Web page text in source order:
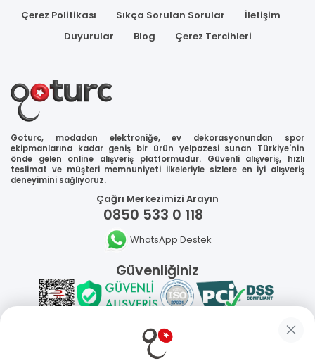
Çerez Politikası
Sıkça Sorulan Sorular
İletişim
Duyurular
Blog Çerez Tercihleri
Goturc, modadan elektroniğe, ev dekorasyonundan spor
ekipmanlarına kadar geniş bir ürün yelpazesi sunan Türkiye'nin
önde gelen online alışveriş platformudur. Güvenli alışveriş, hızlı
teslimat ve müşteri memnuniyeti ilkeleriyle sizlere en iyi alışveriş
deneyimini sağlıyoruz.
Çağrı Merkezimizi Arayın
0850 533 0 118
WhatsApp Destek
Güvenliğiniz
Sosyal Medya